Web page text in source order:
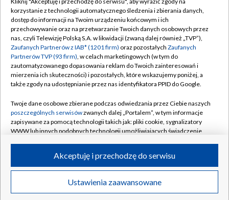
Transmisje Wideo
Sklep TVP
Biuro Reklamy
Oferta Handlowa
Telegazeta ogłoszenia
Emisja w TVP
Ogłoszenia przetargowe
Akademia Telewizyjna
Informacje o nadawcy
Centrum informacji TVP
System NOS
Zgłoś program (ROPAT)
Polityka prywatności
Moje zgody
Biuro reklamy
Kontakt
©2026 Telewizja Polska Spółka Akcyjna w likwidacji
korzystanie z technologii automatycznego śledzenia i zbierania danych,
dostęp do informacji na Twoim urządzeniu końcowym i ich
przechowywanie oraz na przetwarzanie Twoich danych osobowych przez
nas, czyli Telewizję Polską S.A. w likwidacji (zwaną dalej również „TVP”),
Zaufanych Partnerów z IAB* (1201 firm) oraz pozostałych Zaufanych
Partnerów TVP (93 firm), w celach marketingowych (w tym do
zautomatyzowanego dopasowania reklam do Twoich zainteresowań i
mierzenia ich skuteczności) i pozostałych, które wskazujemy poniżej, a
także zgody na udostępnianie przez nas identyfikatora PPID do Google.
Twoje dane osobowe zbierane podczas odwiedzania przez Ciebie naszych
poszczególnych serwisówzwanych dalej „Portalem”, w tym informacje
zapisywane za pomocą technologii takich jak: pliki cookie, sygnalizatory
WWW lub innych podobnych technologii umożliwiających świadczenie
ruchu w Internecie.
Twoje dane osobowe zbierane podczas odwiedzania przez Ciebie
poszczególnych serwisówna Portalu, takie jak adresy IP, identyfikatory
Ustawienia zaawansowane
Akceptuję i przechodzę do serwisu